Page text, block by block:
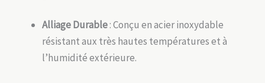
Alliage Durable: Conçu en acier inoxydable
résistant aux très hautes températures et à
l’humidité extérieure.